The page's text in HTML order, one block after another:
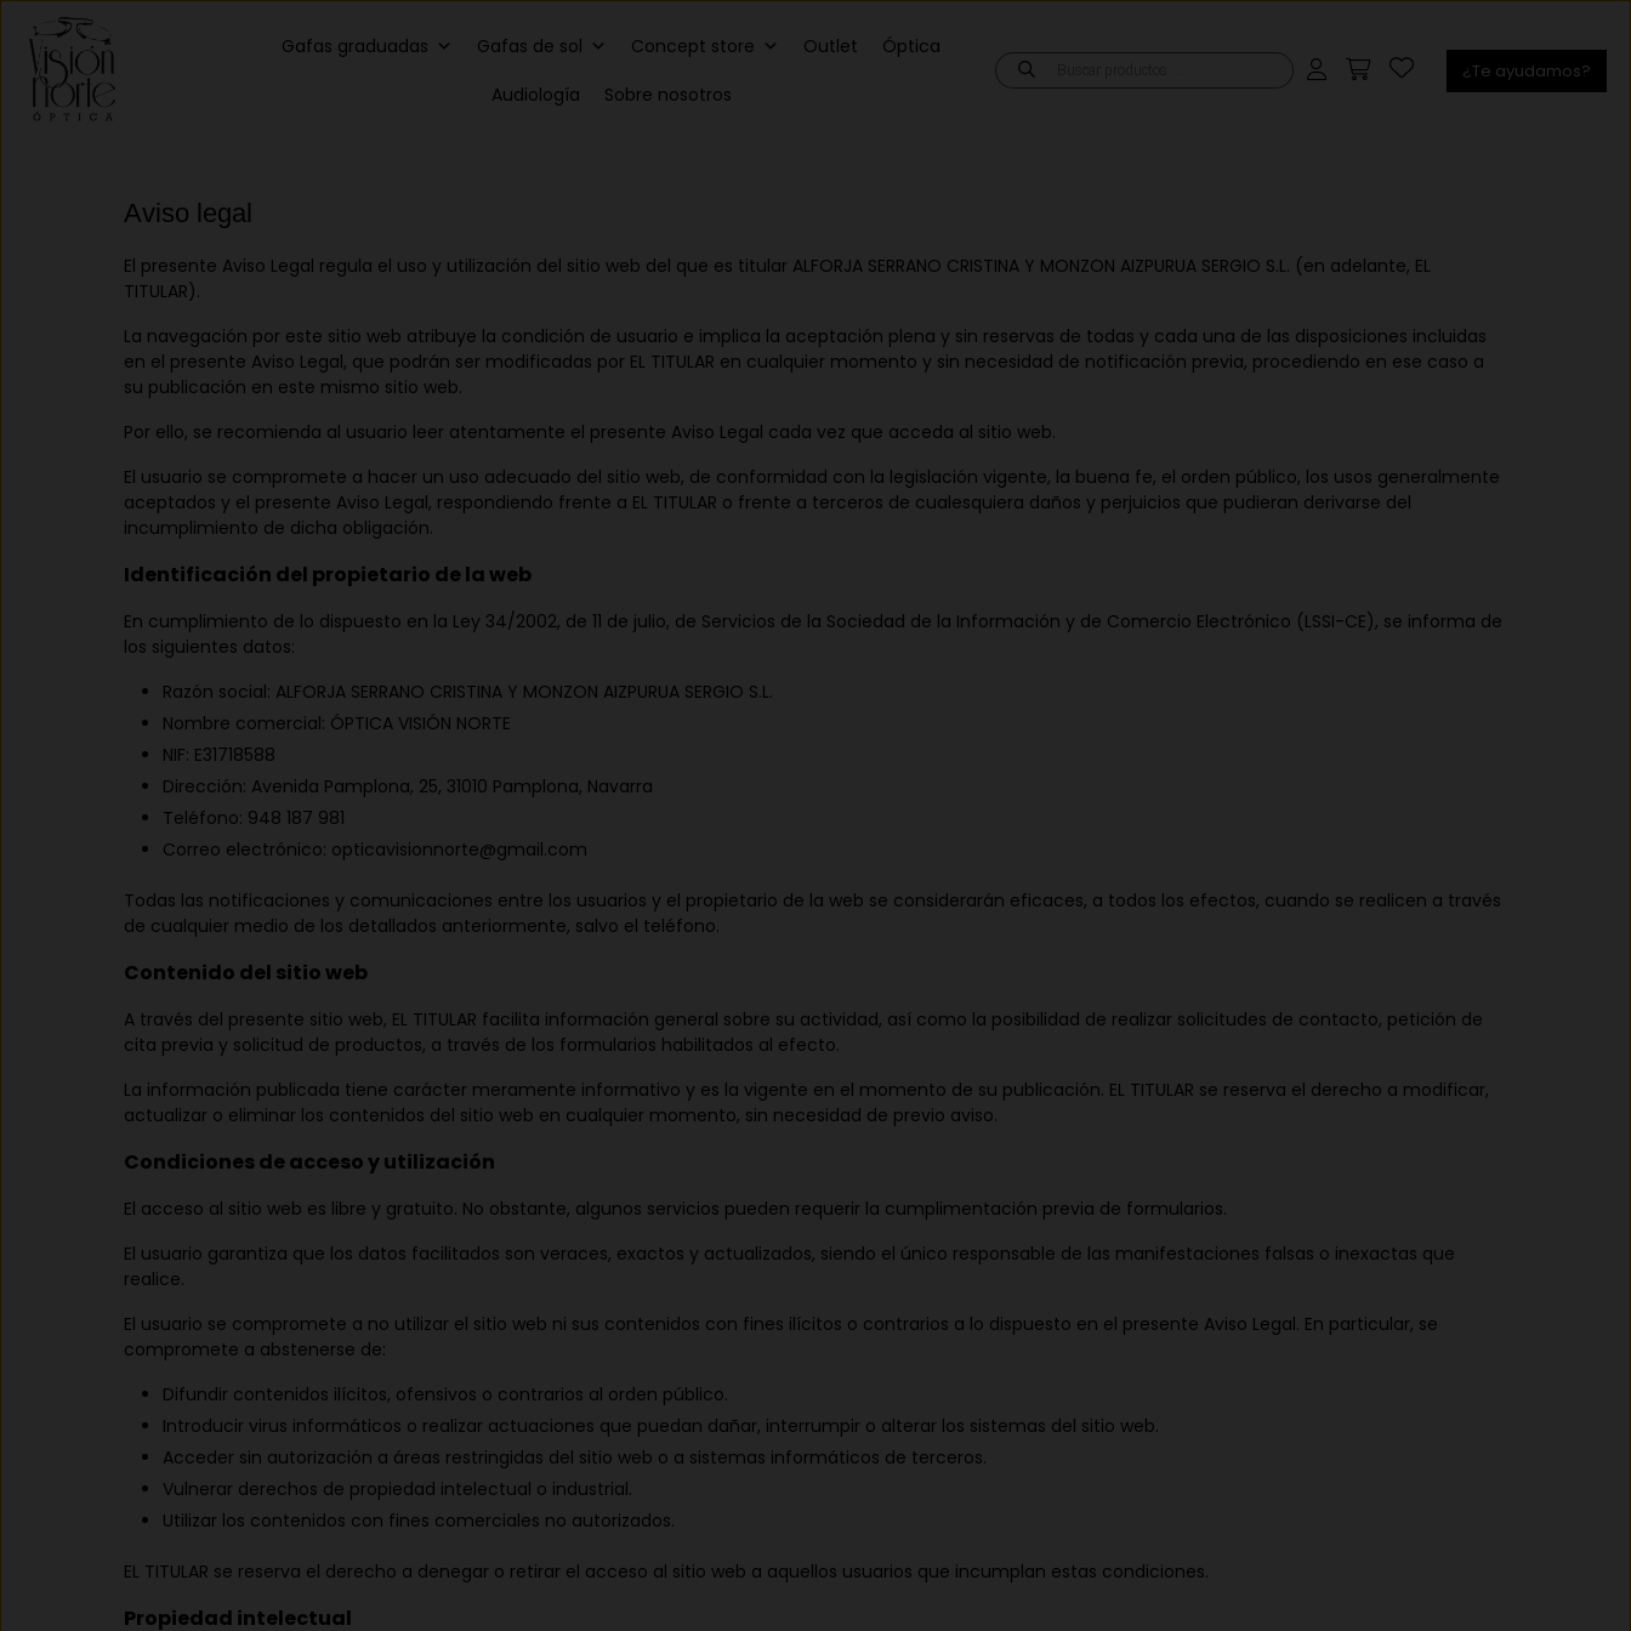
Gafas graduadas Gafas de sol Concept store Outlet
Óptica
Audiología
Sobre nosotros
Búsqueda ¿Te ayudamos?
Aviso legal
El presente Aviso Legal regula el uso y utilización del sitio web del que es titular ALFORJA SERRANO CRISTINA Y MONZON AIZPURUA SERGIO S.L. (en adelante, EL
TITULAR).
La navegación por este sitio web atribuye la condición de usuario e implica la aceptación plena y sin reservas de todas y cada una de las disposiciones incluidas
en el presente Aviso Legal, que podrán ser modificadas por EL TITULAR en cualquier momento y sin necesidad de notificación previa, procediendo en ese caso a
su publicación en este mismo sitio web.
Por ello, se recomienda al usuario leer atentamente el presente Aviso Legal cada vez que acceda al sitio web.
El usuario se compromete a hacer un uso adecuado del sitio web, de conformidad con la legislación vigente, la buena fe, el orden público, los usos generalmente
aceptados y el presente Aviso Legal, respondiendo frente a EL TITULAR o frente a terceros de cualesquiera daños y perjuicios que pudieran derivarse del
incumplimiento de dicha obligación.
Identificación del propietario de la web
En cumplimiento de lo dispuesto en la Ley 34/2002, de 11 de julio, de Servicios de la Sociedad de la Información y de Comercio Electrónico (LSSI-CE), se informa de
los siguientes datos:
Razón social: ALFORJA SERRANO CRISTINA Y MONZON AIZPURUA SERGIO S.L.
Nombre comercial: ÓPTICA VISIÓN NORTE
NIF: E31718588
Dirección: Avenida Pamplona, 25, 31010 Pamplona, Navarra
Teléfono: 948 187 981
Correo electrónico: opticavisionnorte@gmail.com
Todas las notificaciones y comunicaciones entre los usuarios y el propietario de la web se considerarán eficaces, a todos los efectos, cuando se realicen a través
de cualquier medio de los detallados anteriormente, salvo el teléfono.
Contenido del sitio web
A través del presente sitio web, EL TITULAR facilita información general sobre su actividad, así como la posibilidad de realizar solicitudes de contacto, petición de
cita previa y solicitud de productos, a través de los formularios habilitados al efecto.
La información publicada tiene carácter meramente informativo y es la vigente en el momento de su publicación. EL TITULAR se reserva el derecho a modificar,
actualizar o eliminar los contenidos del sitio web en cualquier momento, sin necesidad de previo aviso.
Condiciones de acceso y utilización
El acceso al sitio web es libre y gratuito. No obstante, algunos servicios pueden requerir la cumplimentación previa de formularios.
El usuario garantiza que los datos facilitados son veraces, exactos y actualizados, siendo el único responsable de las manifestaciones falsas o inexactas que
realice.
El usuario se compromete a no utilizar el sitio web ni sus contenidos con fines ilícitos o contrarios a lo dispuesto en el presente Aviso Legal. En particular, se
compromete a abstenerse de:
Difundir contenidos ilícitos, ofensivos o contrarios al orden público.
Introducir virus informáticos o realizar actuaciones que puedan dañar, interrumpir o alterar los sistemas del sitio web.
Acceder sin autorización a áreas restringidas del sitio web o a sistemas informáticos de terceros.
Vulnerar derechos de propiedad intelectual o industrial.
Utilizar los contenidos con fines comerciales no autorizados.
EL TITULAR se reserva el derecho a denegar o retirar el acceso al sitio web a aquellos usuarios que incumplan estas condiciones.
Propiedad intelectual